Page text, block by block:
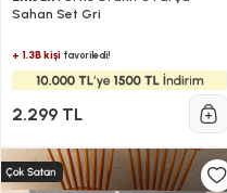
Sahan Set Gri
+ 1.3B kişi favoriledi!
2.299 TL